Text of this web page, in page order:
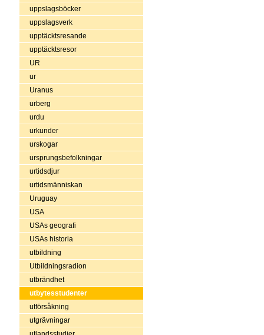
uppslagsböcker
uppslagsverk
upptäcktsresande
upptäcktsresor
UR
ur
Uranus
urberg
urdu
urkunder
urskogar
ursprungsbefolkningar
urtidsdjur
urtidsmänniskan
Uruguay
USA
USAs geografi
USAs historia
utbildning
Utbildningsradion
utbrändhet
utbytesstudenter
utförsåkning
utgrävningar